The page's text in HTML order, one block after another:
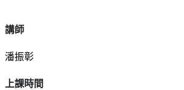
講師
潘振彰
上課時間